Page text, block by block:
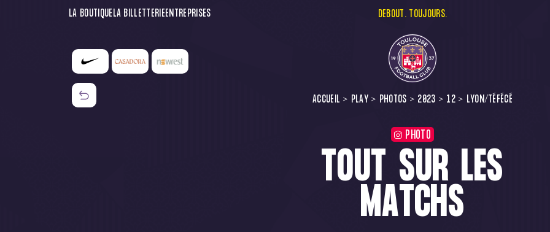
LA BOUTIQUELA BILLETTERIEENTREPRISES DEBOUT. TOUJOURS.
ACCUEIL PLAY PHOTOS 2023 12 LYON/TÉFÉCÉ
PHOTO
TOUT SUR LES
MATCHS